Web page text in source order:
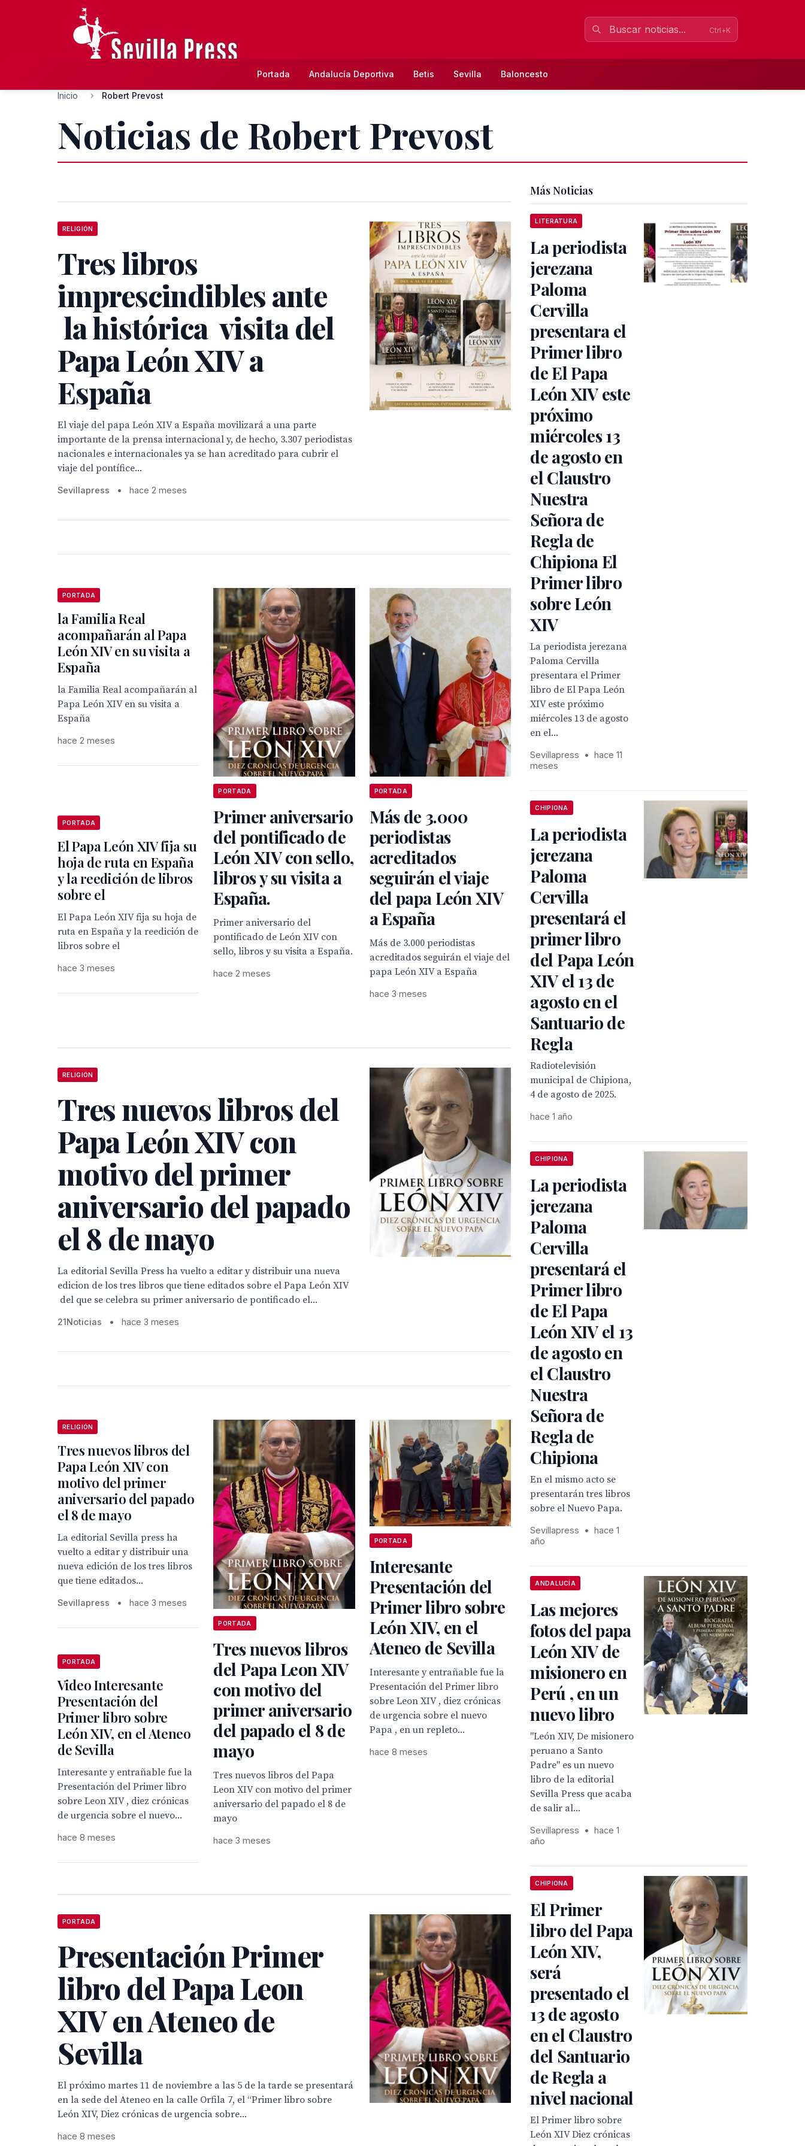
Ctrl+K
Portada Andalucía Deportiva Betis Sevilla Baloncesto
Inicio Robert Prevost
Noticias de Robert Prevost
RELIGIÓN
Tres libros
imprescindibles ante
la histórica visita del
Papa León XIV a
España
El viaje del papa León XIV a España movilizará a una parte
importante de la prensa internacional y, de hecho, 3.307 periodistas
nacionales e internacionales ya se han acreditado para cubrir el
viaje del pontífice...
Sevillapress • hace 2 meses
PORTADA
la Familia Real
acompañarán al Papa
León XIV en su visita a
España
la Familia Real acompañarán al
Papa León XIV en su visita a
España
hace 2 meses
PORTADA
Primer aniversario
del pontificado de
León XIV con sello,
libros y su visita a
España.
Primer aniversario del
pontificado de León XIV con
sello, libros y su visita a España.
hace 2 meses
PORTADA
Más de 3.000
periodistas
acreditados
seguirán el viaje
del papa León XIV
a España
Más de 3.000 periodistas
acreditados seguirán el viaje del
papa León XIV a España
hace 3 meses
PORTADA
El Papa León XIV fija su
hoja de ruta en España
y la reedición de libros
sobre el
El Papa León XIV fija su hoja de
ruta en España y la reedición de
libros sobre el
hace 3 meses
RELIGIÓN
Tres nuevos libros del
Papa León XIV con
motivo del primer
aniversario del papado
el 8 de mayo
La editorial Sevilla Press ha vuelto a editar y distribuir una nueva
edicion de los tres libros que tiene editados sobre el Papa León XIV
del que se celebra su primer aniversario de pontificado el...
21Noticias • hace 3 meses
RELIGIÓN
Tres nuevos libros del
Papa León XIV con
motivo del primer
aniversario del papado
el 8 de mayo
La editorial Sevilla press ha
vuelto a editar y distribuir una
nueva edición de los tres libros
que tiene editados...
Sevillapress • hace 3 meses
PORTADA
Tres nuevos libros
del Papa Leon XIV
con motivo del
primer aniversario
del papado el 8 de
mayo
Tres nuevos libros del Papa
Leon XIV con motivo del primer
aniversario del papado el 8 de
mayo
hace 3 meses
PORTADA
Interesante
Presentación del
Primer libro sobre
León XIV, en el
Ateneo de Sevilla
Interesante y entrañable fue la
Presentación del Primer libro
sobre Leon XIV , diez crónicas
de urgencia sobre el nuevo
Papa , en un repleto...
hace 8 meses
PORTADA
Video Interesante
Presentación del
Primer libro sobre
León XIV, en el Ateneo
de Sevilla
Interesante y entrañable fue la
Presentación del Primer libro
sobre Leon XIV , diez crónicas
de urgencia sobre el nuevo...
hace 8 meses
PORTADA
Presentación Primer
libro del Papa Leon
XIV en Ateneo de
Sevilla
El próximo martes 11 de noviembre a las 5 de la tarde se presentará
en la sede del Ateneo en la calle Orfila 7, el “Primer libro sobre
León XIV, Diez crónicas de urgencia sobre...
hace 8 meses
Más Noticias
LITERATURA
La periodista
jerezana
Paloma
Cervilla
presentara el
Primer libro
de El Papa
León XIV este
próximo
miércoles 13
de agosto en
el Claustro
Nuestra
Señora de
Regla de
Chipiona El
Primer libro
sobre León
XIV
La periodista jerezana
Paloma Cervilla
presentara el Primer
libro de El Papa León
XIV este próximo
miércoles 13 de agosto
en el...
Sevillapress •
hace 11
meses
CHIPIONA
La periodista
jerezana
Paloma
Cervilla
presentará el
primer libro
del Papa León
XIV el 13 de
agosto en el
Santuario de
Regla
Radiotelevisión
municipal de Chipiona,
4 de agosto de 2025.
hace 1 año
CHIPIONA
La periodista
jerezana
Paloma
Cervilla
presentará el
Primer libro
de El Papa
León XIV el 13
de agosto en
el Claustro
Nuestra
Señora de
Regla de
Chipiona
En el mismo acto se
presentarán tres libros
sobre el Nuevo Papa.
Sevillapress •
hace 1
año
ANDALUCÍA
Las mejores
fotos del papa
León XIV de
misionero en
Perú , en un
nuevo libro
"León XIV, De misionero
peruano a Santo
Padre" es un nuevo
libro de la editorial
Sevilla Press que acaba
de salir al...
Sevillapress •
hace 1
año
CHIPIONA
El Primer
libro del Papa
León XIV,
será
presentado el
13 de agosto
en el Claustro
del Santuario
de Regla a
nivel nacional
El Primer libro sobre
León XIV Diez crónicas